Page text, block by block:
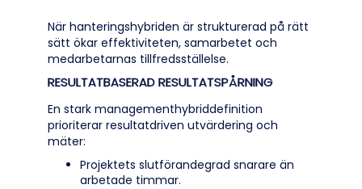
När hanteringshybriden är strukturerad på rätt
sätt ökar effektiviteten, samarbetet och
medarbetarnas tillfredsställelse.
RESULTATBASERAD RESULTATSPÅRNING
En stark managementhybriddefinition
prioriterar resultatdriven utvärdering och
mäter:
Projektets slutförandegrad snarare än
arbetade timmar.